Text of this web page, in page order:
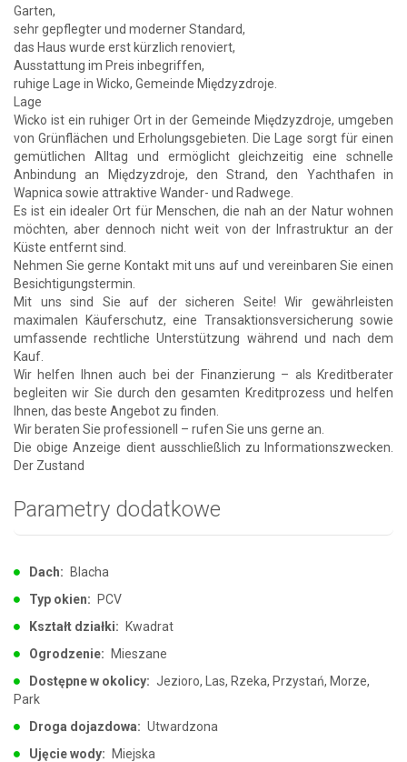
Garten,
sehr gepflegter und moderner Standard,
das Haus wurde erst kürzlich renoviert,
Ausstattung im Preis inbegriffen,
ruhige Lage in Wicko, Gemeinde Międzyzdroje.
Lage
Wicko ist ein ruhiger Ort in der Gemeinde Międzyzdroje, umgeben
von Grünflächen und Erholungsgebieten. Die Lage sorgt für einen
gemütlichen Alltag und ermöglicht gleichzeitig eine schnelle
Anbindung an Międzyzdroje, den Strand, den Yachthafen in
Wapnica sowie attraktive Wander- und Radwege.
Es ist ein idealer Ort für Menschen, die nah an der Natur wohnen
möchten, aber dennoch nicht weit von der Infrastruktur an der
Küste entfernt sind.
Nehmen Sie gerne Kontakt mit uns auf und vereinbaren Sie einen
Besichtigungstermin.
Mit uns sind Sie auf der sicheren Seite! Wir gewährleisten
maximalen Käuferschutz, eine Transaktionsversicherung sowie
umfassende rechtliche Unterstützung während und nach dem
Kauf.
Wir helfen Ihnen auch bei der Finanzierung – als Kreditberater
begleiten wir Sie durch den gesamten Kreditprozess und helfen
Ihnen, das beste Angebot zu finden.
Wir beraten Sie professionell – rufen Sie uns gerne an.
Die obige Anzeige dient ausschließlich zu Informationszwecken.
Der Zustand
Parametry dodatkowe
Dach: Blacha
Typ okien: PCV
Kształt działki: Kwadrat
Ogrodzenie: Mieszane
Dostępne w okolicy: Jezioro, Las, Rzeka, Przystań, Morze,
Park
Droga dojazdowa: Utwardzona
Ujęcie wody: Miejska